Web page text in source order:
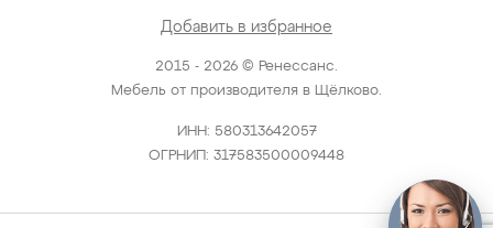
2015 - 2026 © Ренессанс.
Мебель от производителя в Щёлково.
ИНН: 580313642057
ОГРНИП: 317583500009448
Добавить в избранное